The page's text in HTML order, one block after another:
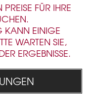
FÜR IHRE
KANN EINIGE
WARTEN SIE,
ERGEBNISSE.